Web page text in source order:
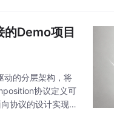
的Demo项目
动的分层架构，将
协议定义可
协议的设计实现了